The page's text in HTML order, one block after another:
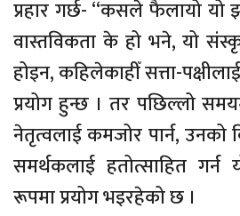
प्रहार गर्छ- “कसले फैलायो यो
वास्तविकता के हो भने, यो
होइन, कहिलेकाहीँ सत्ता-
प्रयोग हुन्छ । तर पछिल्लो
नेतृत्वलाई कमजोर पार्न, उनको
समर्थकलाई हतोत्साहित गर्न
रूपमा प्रयोग भइरहेको छ ।